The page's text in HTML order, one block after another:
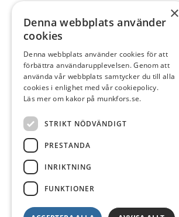
×
Denna webbplats använder
cookies
Denna webbplats använder cookies för att
förbättra användarupplevelsen. Genom att
använda vår webbplats samtycker du till alla
cookies i enlighet med vår cookiepolicy.
Läs mer om kakor på munkfors.se.
STRIKT NÖDVÄNDIGT
PRESTANDA
INRIKTNING
FUNKTIONER